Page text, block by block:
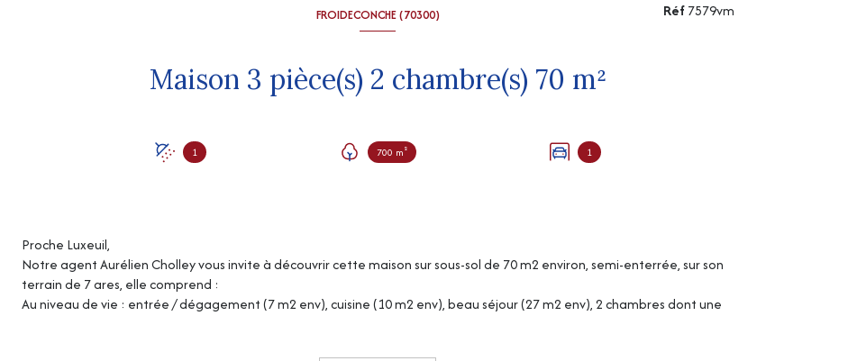
FROIDECONCHE (70300)
Maison 3 pièce(s) 2 chambre(s) 70 m²
1 700 m² 1
Réf7579vm
Proche Luxeuil,
Notre agent Aurélien Cholley vous invite à découvrir cette maison sur sous-sol de 70 m2 environ, semi-enterrée, sur son
terrain de 7 ares, elle comprend :
Au niveau de vie : entrée / dégagement (7 m2 env), cuisine (10 m2 env), beau séjour (27 m2 env), 2 chambres dont une